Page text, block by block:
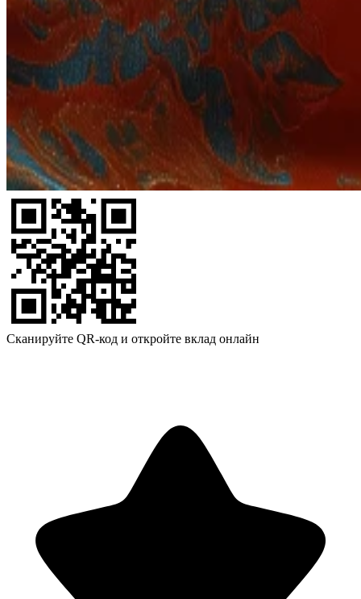
Сканируйте QR-код и откройте вклад онлайн